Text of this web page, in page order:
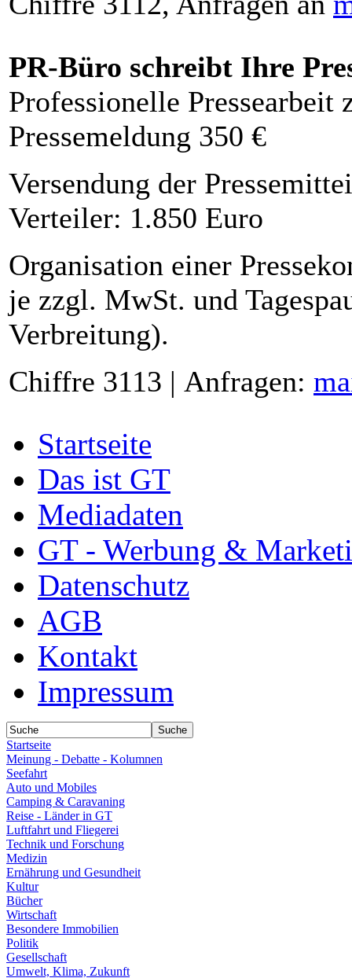
PR-Büro schreibt Ihre
Professionelle Pressearbeit
Pressemeldung 350 €
Versendung der
Verteiler: 1.850 Euro
Organisation einer
je zzgl. MwSt. und
Verbreitung).
Chiffre 3113 | Anfragen:
Startseite
Das ist GT
Mediadaten
GT - Werbung &
Datenschutz
AGB
Kontakt
Impressum
Startseite
Meinung - Debatte - Kolumnen
Seefahrt
Auto und Mobiles
Camping & Caravaning
Reise - Länder in GT
Luftfahrt und Fliegerei
Technik und Forschung
Medizin
Ernährung und Gesundheit
Kultur
Bücher
Wirtschaft
Besondere Immobilien
Politik
Gesellschaft
Umwelt, Klima, Zukunft